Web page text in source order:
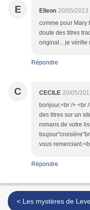
E Elleon 20/05/2013
comme pour Mary
doute des titres
original... je vérifie
Répondre
C CECILE 20/05/
bonjour,<br /> <br
des titres sur un
romans de votre
vous
Répondre
< Les mystères de